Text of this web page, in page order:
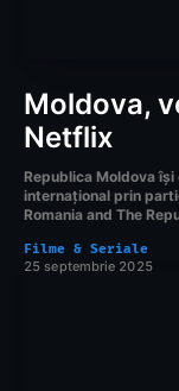
Moldova,
Netflix
Republica Moldova
internațional prin
Romania and The
Filme & Seriale
25 septembrie 2025